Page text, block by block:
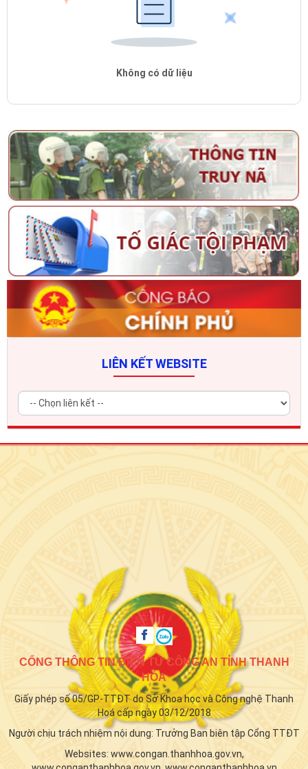
Không có dữ liệu
LIÊN KẾT WEBSITE
CỔNG THÔNG TIN ĐIỆN TỬ CÔNG AN TỈNH THANH
HÓA
Giấy phép số 05/GP-TTĐT do Sở Khoa học và Công nghệ Thanh
Hoá cấp ngày 03/12/2018
Người chịu trách nhiệm nội dung: Trưởng Ban biên tập Cổng TTĐT
Websites: www.congan.thanhhoa.gov.vn,